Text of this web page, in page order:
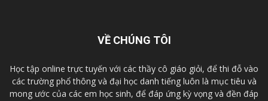
VỀ CHÚNG TÔI
Học tập online trực tuyến với các thầy cô giáo giỏi, để thi đỗ vào
các trường phổ thông và đại học danh tiếng luôn là mục tiêu và
mong ước của các em học sinh, để đáp ứng kỳ vọng và đền đáp